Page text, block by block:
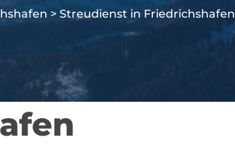
> Streudienst in Friedrichshafen